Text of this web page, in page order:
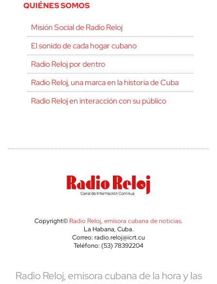
QUIÉNES SOMOS
Misión Social de Radio Reloj
El sonido de cada hogar cubano
Radio Reloj por dentro
Radio Reloj, una marca en la historia de Cuba
Radio Reloj en interacción con su público
Copyright© Radio Reloj, emisora cubana de noticias.
La Habana, Cuba.
Correo: radio.reloj@icrt.cu
Teléfono: (53) 78392204
Radio Reloj, emisora cubana de la hora y las